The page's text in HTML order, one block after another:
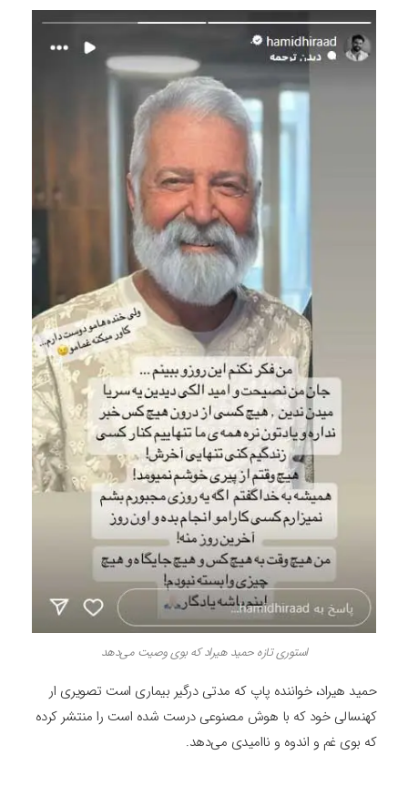
استوری تازه حمید هیراد که بوی وصیت می‌دهد
حمید هیراد، خواننده پاپ که مدتی درگیر بیماری است تصویری ار
کهنسالی خود که با هوش مصنوعی درست شده است را منتشر کرده
که بوی غم و اندوه و ناامیدی می‌دهد.